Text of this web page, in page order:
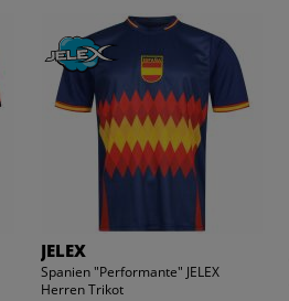
JELEX
Spanien "Performante" JELEX
Herren Trikot